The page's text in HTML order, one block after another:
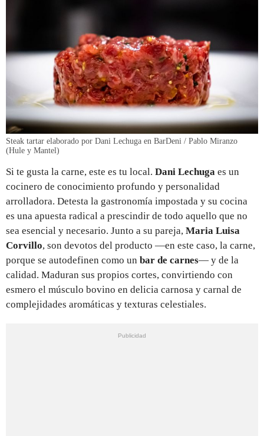
Steak tartar elaborado por Dani Lechuga en BarDeni / Pablo Miranzo
(Hule y Mantel)
Si te gusta la carne, este es tu local. Dani Lechuga es un
cocinero de conocimiento profundo y personalidad
arrolladora. Detesta la gastronomía impostada y su cocina
es una apuesta radical a prescindir de todo aquello que no
sea esencial y necesario. Junto a su pareja, Maria Luisa
Corvillo, son devotos del producto —en este caso, la carne,
porque se autodefinen como un bar de carnes— y de la
calidad. Maduran sus propios cortes, convirtiendo con
esmero el músculo bovino en delicia carnosa y carnal de
complejidades aromáticas y texturas celestiales.